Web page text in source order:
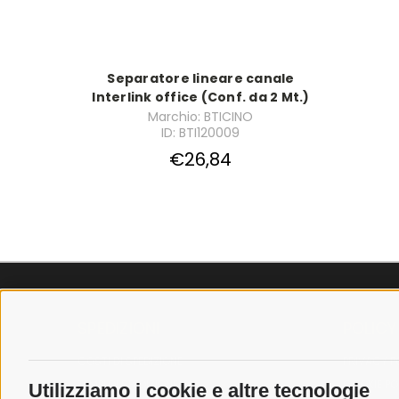
Utilizziamo i cookie e altre tecnologie
Separatore lineare canale
Interlink office (Conf. da 2 Mt.)
Marchio: BTICINO
ID: BTI120009
€26,84
COSTI DI SPEDIZIONE
TEMPI DI SPEDIZIONE
PRIVACY
COOKIE